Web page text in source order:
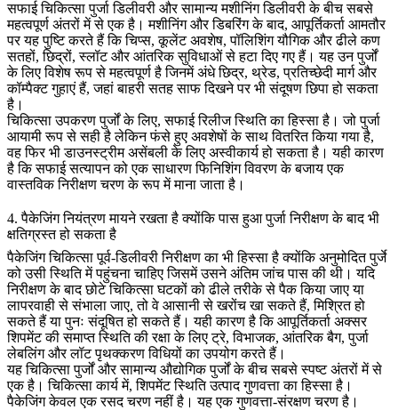
सफाई चिकित्सा पुर्जा डिलीवरी और सामान्य मशीनिंग डिलीवरी के बीच सबसे
महत्वपूर्ण अंतरों में से एक है। मशीनिंग और डिबरिंग के बाद, आपूर्तिकर्ता आमतौर
पर यह पुष्टि करते हैं कि चिप्स, कूलेंट अवशेष, पॉलिशिंग यौगिक और ढीले कण
सतहों, छिद्रों, स्लॉट और आंतरिक सुविधाओं से हटा दिए गए हैं। यह उन पुर्जों
के लिए विशेष रूप से महत्वपूर्ण है जिनमें अंधे छिद्र, थ्रेड, प्रतिच्छेदी मार्ग और
कॉम्पैक्ट गुहाएं हैं, जहां बाहरी सतह साफ दिखने पर भी संदूषण छिपा हो सकता
है।
चिकित्सा उपकरण पुर्जों के लिए, सफाई रिलीज स्थिति का हिस्सा है। जो पुर्जा
आयामी रूप से सही है लेकिन फंसे हुए अवशेषों के साथ वितरित किया गया है,
वह फिर भी डाउनस्ट्रीम असेंबली के लिए अस्वीकार्य हो सकता है। यही कारण
है कि सफाई सत्यापन को एक साधारण फिनिशिंग विवरण के बजाय एक
वास्तविक निरीक्षण चरण के रूप में माना जाता है।
4. पैकेजिंग नियंत्रण मायने रखता है क्योंकि पास हुआ पुर्जा निरीक्षण के बाद भी
क्षतिग्रस्त हो सकता है
पैकेजिंग चिकित्सा पूर्व-डिलीवरी निरीक्षण का भी हिस्सा है क्योंकि अनुमोदित पुर्जे
को उसी स्थिति में पहुंचना चाहिए जिसमें उसने अंतिम जांच पास की थी। यदि
निरीक्षण के बाद छोटे चिकित्सा घटकों को ढीले तरीके से पैक किया जाए या
लापरवाही से संभाला जाए, तो वे आसानी से खरोंच खा सकते हैं, मिश्रित हो
सकते हैं या पुनः संदूषित हो सकते हैं। यही कारण है कि आपूर्तिकर्ता अक्सर
शिपमेंट की समाप्त स्थिति की रक्षा के लिए ट्रे, विभाजक, आंतरिक बैग, पुर्जा
लेबलिंग और लॉट पृथक्करण विधियों का उपयोग करते हैं।
यह चिकित्सा पुर्जों और सामान्य औद्योगिक पुर्जों के बीच सबसे स्पष्ट अंतरों में से
एक है। चिकित्सा कार्य में, शिपमेंट स्थिति उत्पाद गुणवत्ता का हिस्सा है।
पैकेजिंग केवल एक रसद चरण नहीं है। यह एक गुणवत्ता-संरक्षण चरण है।